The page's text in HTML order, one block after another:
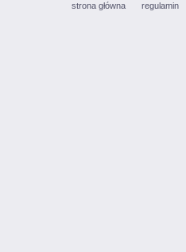
strona główna regulamin